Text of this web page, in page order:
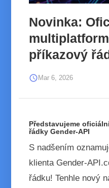
Novinka:
příkazový
schedule Mar 6, 2026
Představujeme
řádky Gender-API
S nadšením
klienta Gender-
řádku! Tenhle nový